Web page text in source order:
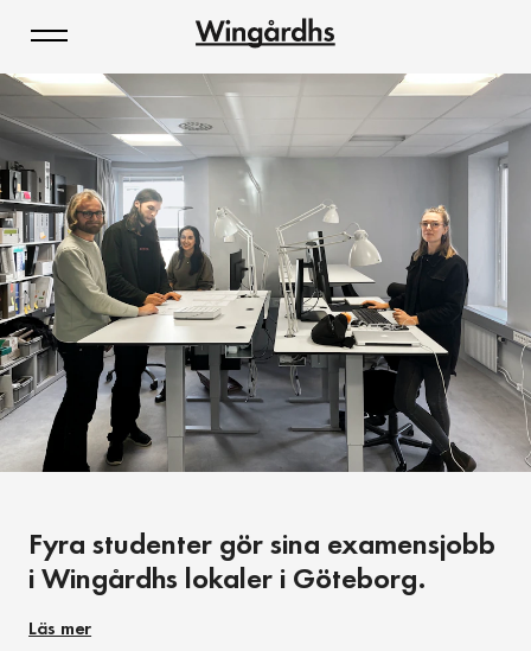
Fyra studenter gör sina examensjobb
i Wingårdhs lokaler i Göteborg.
Läs mer